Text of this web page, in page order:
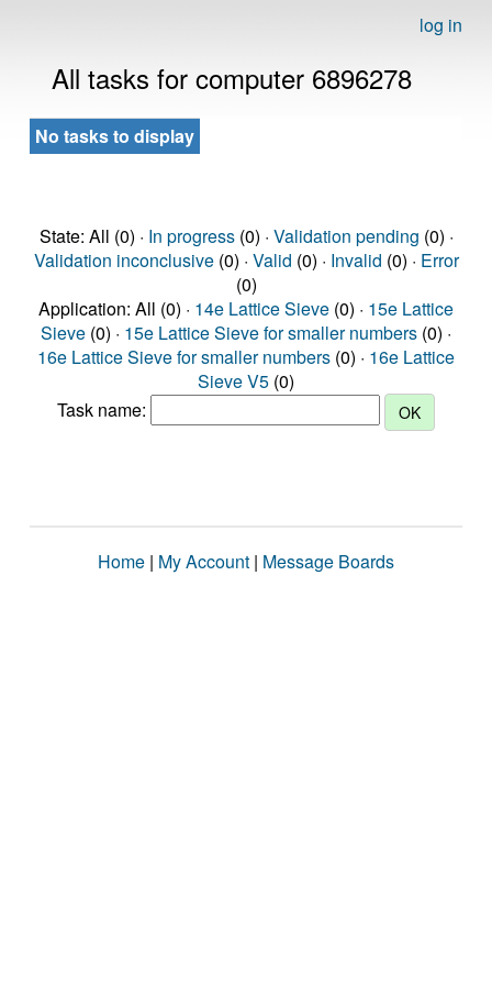
log in
All tasks for computer 6896278
No tasks to display
State: All (0) · In progress(0) · Validation pending (0) ·
Validation inconclusive(0) · Valid (0) · Invalid (0) · Error
(0)
Application: All (0) · 14e Lattice Sieve (0) · 15e Lattice
Sieve (0) · 15e Lattice Sieve for smaller numbers (0) ·
16e Lattice Sieve for smaller numbers (0) · 16e Lattice
Sieve V5 (0)
Task name:
Home | My Account | Message Boards